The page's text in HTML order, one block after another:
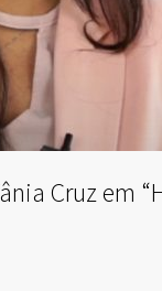
Cruz em